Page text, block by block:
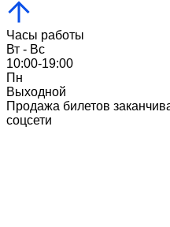
Часы работы
Вт - Вc
10:00-19:00
Пн
Выходной
Продажа билетов
соцсети